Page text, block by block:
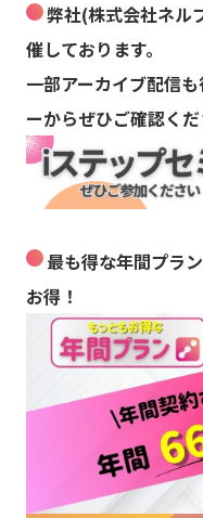
弊社(株式会社ネル
催しております。
一部アーカイブ配信
ーからぜひご確認くだ
最も得な年間プラ
お得！